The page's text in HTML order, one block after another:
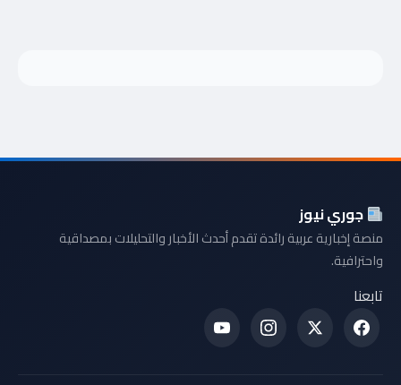
جوري نيوز
منصة إخبارية عربية رائدة تقدم أحدث الأخبار والتحليلات بمصداقية
واحترافية.
تابعنا